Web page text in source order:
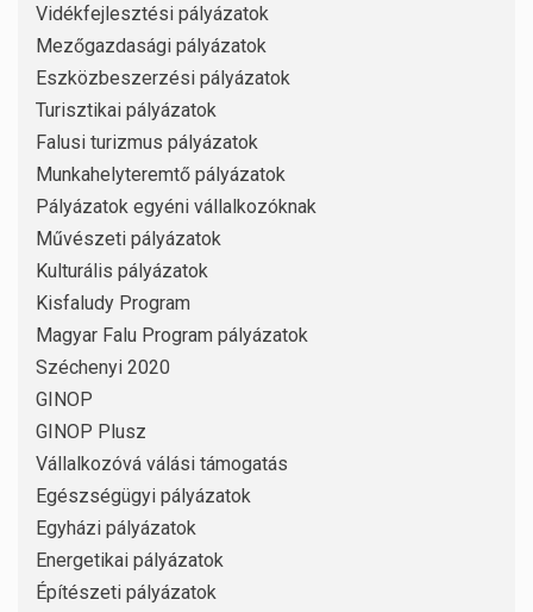
Vidékfejlesztési pályázatok
Mezőgazdasági pályázatok
Eszközbeszerzési pályázatok
Turisztikai pályázatok
Falusi turizmus pályázatok
Munkahelyteremtő pályázatok
Pályázatok egyéni vállalkozóknak
Művészeti pályázatok
Kulturális pályázatok
Kisfaludy Program
Magyar Falu Program pályázatok
Széchenyi 2020
GINOP
GINOP Plusz
Vállalkozóvá válási támogatás
Egészségügyi pályázatok
Egyházi pályázatok
Energetikai pályázatok
Építészeti pályázatok